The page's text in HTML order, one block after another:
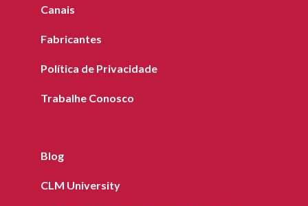
Canais
Fabricantes
Política de Privacidade
Trabalhe Conosco
Blog
CLM University